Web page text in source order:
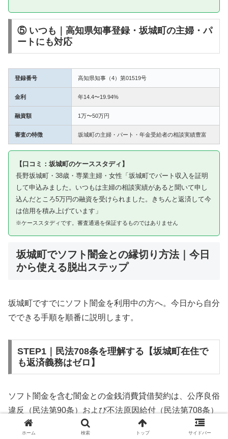
⑤ いつも｜高知県知事登録・坂城町の主婦・パ
ートにも対応
登録番号 高知県知事（4）第01519号
金利 年14.4〜19.94%
融資額 1万〜50万円
審査の特徴 坂城町の主婦・パート・年金受給者の相談実績豊富
【口コミ：坂城町のケーススタディ】
長野坂城町・38歳・専業主婦・女性「坂城町でパート収入を証明
して申込みました。いつもは主婦の相談実績があると聞いて申し
込んだところ5万円の融資を受けられました。きちんと返済して今
は信用を積み上げています」
※ケーススタディです。審査通過を保証するものではありません
坂城町でソフト闇金との縁切り方法｜今日
から使える脱出ステップ
坂城町ですでにソフト闇金を利用中の方へ。今日から自分
でできる手順を順番に説明します。
STEP1｜民法708条を理解する【坂城町在住で
も返済義務はゼロ】
ソフト闇金を含む闇金との金銭消費貸借契約は、公序良俗
違反（民法第90条）および不法原因給付（民法第708条）
に該当するため、法的には無効です。坂城町在住であって
ホーム 検索 トップ サイドバー